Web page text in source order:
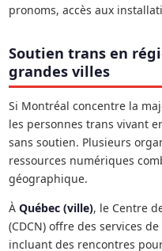
pronoms, accès aux
Soutien trans en
grandes villes
Si Montréal concentre la
les personnes trans vivant
sans soutien. Plusieurs
ressources numériques
géographique.
ÀQuébec (ville), le Centre
(CDCN) offre des services
incluant des rencontres